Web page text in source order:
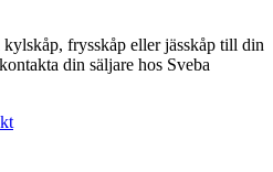
frysskåp eller jässkåp till din
din säljare hos Sveba